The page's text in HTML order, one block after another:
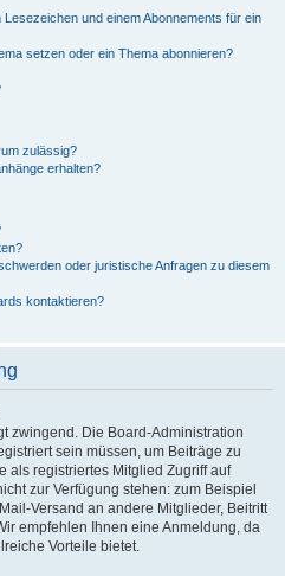
und einem Abonnements für ein
setzen oder ein Thema abonnieren?
zulässig?
erhalten?
oder juristische Anfragen zu diesem
kontaktieren?
zwingend. Die Board-Administration
sein müssen, um Beiträge zu
als registriertes Mitglied Zugriff auf
zur Verfügung stehen: zum Beispiel
Versand an andere Mitglieder, Beitritt
empfehlen Ihnen eine Anmeldung, da
Vorteile bietet.